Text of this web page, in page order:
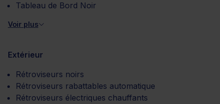
Tableau de Bord Noir
Voir plus
Extérieur
Rétroviseurs noirs
Rétroviseurs rabattables automatique
Rétroviseurs électriques chauffants